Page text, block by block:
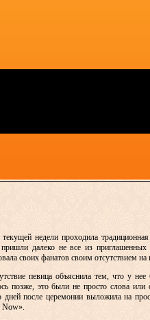
недели проходила
далеко не все из
своих фанатов своим отсутствием
певица объяснила тем, что у
позже, это были не просто слова
дней после церемонии выложила на
Now».